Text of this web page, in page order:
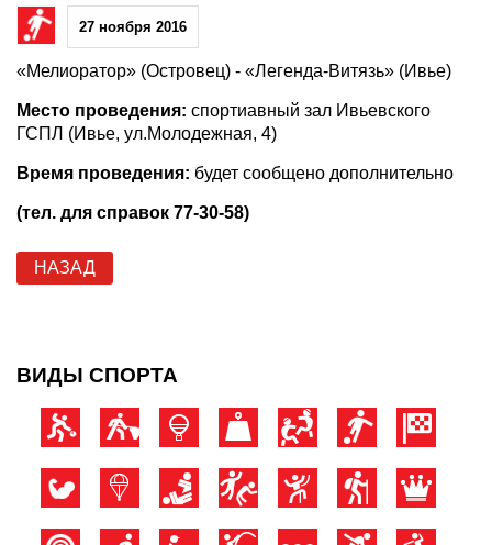
27 ноября 2016
«Мелиоратор» (Островец) - «Легенда-Витязь» (Ивье)
Место проведения: спортиавный зал Ивьевского
ГСПЛ (Ивье, ул.Молодежная, 4)
Время проведения: будет сообщено дополнительно
(тел. для справок 77-30-58)
НАЗАД
ВИДЫ СПОРТА